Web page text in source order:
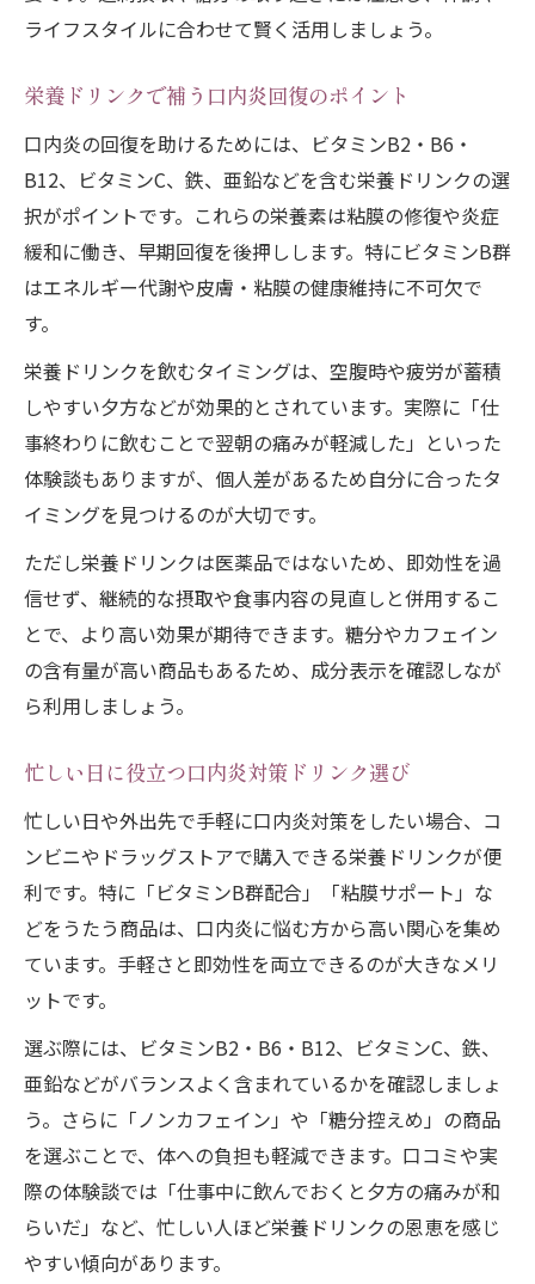
ライフスタイルに合わせて賢く活用しましょう。
栄養ドリンクで補う口内炎回復のポイント
口内炎の回復を助けるためには、ビタミンB2・B6・
B12、ビタミンC、鉄、亜鉛などを含む栄養ドリンクの選
択がポイントです。これらの栄養素は粘膜の修復や炎症
緩和に働き、早期回復を後押しします。特にビタミンB群
はエネルギー代謝や皮膚・粘膜の健康維持に不可欠で
す。
栄養ドリンクを飲むタイミングは、空腹時や疲労が蓄積
しやすい夕方などが効果的とされています。実際に「仕
事終わりに飲むことで翌朝の痛みが軽減した」といった
体験談もありますが、個人差があるため自分に合ったタ
イミングを見つけるのが大切です。
ただし栄養ドリンクは医薬品ではないため、即効性を過
信せず、継続的な摂取や食事内容の見直しと併用するこ
とで、より高い効果が期待できます。糖分やカフェイン
の含有量が高い商品もあるため、成分表示を確認しなが
ら利用しましょう。
忙しい日に役立つ口内炎対策ドリンク選び
忙しい日や外出先で手軽に口内炎対策をしたい場合、コ
ンビニやドラッグストアで購入できる栄養ドリンクが便
利です。特に「ビタミンB群配合」「粘膜サポート」な
どをうたう商品は、口内炎に悩む方から高い関心を集め
ています。手軽さと即効性を両立できるのが大きなメリ
ットです。
選ぶ際には、ビタミンB2・B6・B12、ビタミンC、鉄、
亜鉛などがバランスよく含まれているかを確認しましょ
う。さらに「ノンカフェイン」や「糖分控えめ」の商品
を選ぶことで、体への負担も軽減できます。口コミや実
際の体験談では「仕事中に飲んでおくと夕方の痛みが和
らいだ」など、忙しい人ほど栄養ドリンクの恩恵を感じ
やすい傾向があります。